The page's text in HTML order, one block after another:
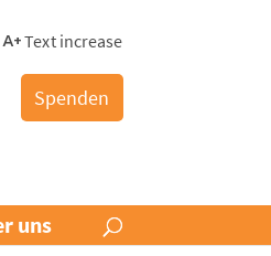
Text increase
Spenden
uns